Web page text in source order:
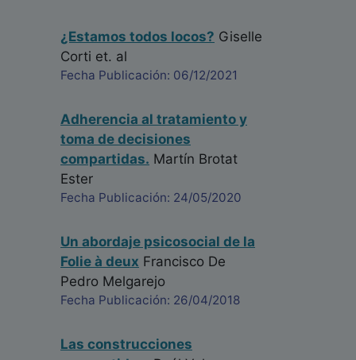
¿Estamos todos locos? Giselle
Corti et. al
Fecha Publicación: 06/12/2021
Adherencia al tratamiento y
toma de decisiones
compartidas. Martín Brotat
Ester
Fecha Publicación: 24/05/2020
Un abordaje psicosocial de la
Folie à deux Francisco De
Pedro Melgarejo
Fecha Publicación: 26/04/2018
Las construcciones